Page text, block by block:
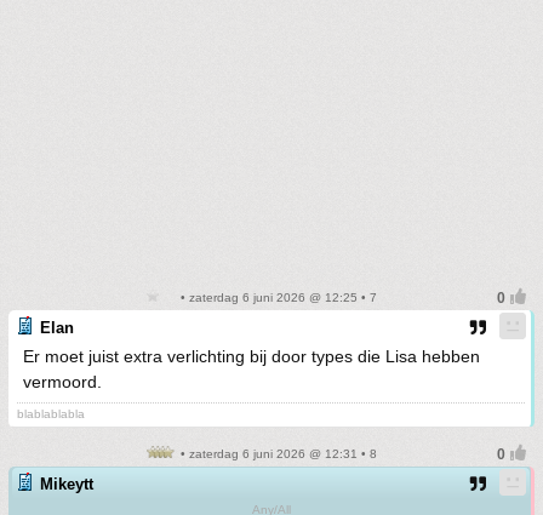
• zaterdag 6 juni 2026 @ 12:25 • 7
Elan
Er moet juist extra verlichting bij door types die Lisa hebben
vermoord.
blablablabla
• zaterdag 6 juni 2026 @ 12:31 • 8
Mikeytt
Any/All